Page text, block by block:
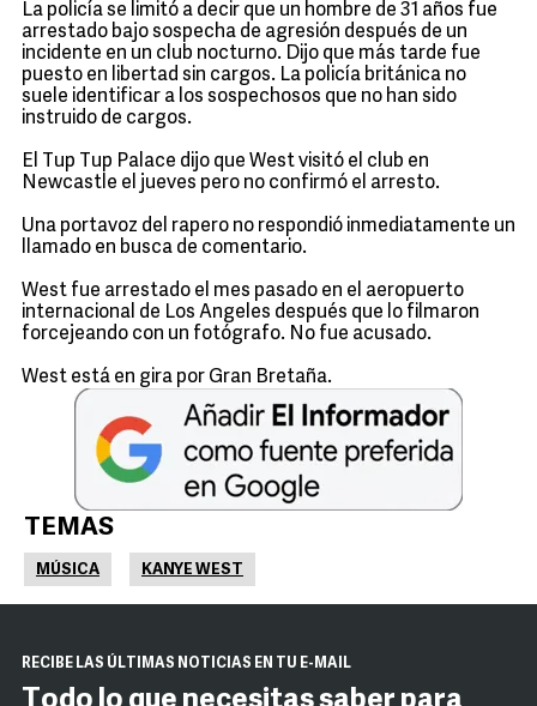
La policía se limitó a decir que un hombre de 31 años fue
arrestado bajo sospecha de agresión después de un
incidente en un club nocturno. Dijo que más tarde fue
puesto en libertad sin cargos. La policía británica no
suele identificar a los sospechosos que no han sido
instruido de cargos.
El Tup Tup Palace dijo que West visitó el club en
Newcastle el jueves pero no confirmó el arresto.
Una portavoz del rapero no respondió inmediatamente un
llamado en busca de comentario.
West fue arrestado el mes pasado en el aeropuerto
internacional de Los Angeles después que lo filmaron
forcejeando con un fotógrafo. No fue acusado.
West está en gira por Gran Bretaña.
TEMAS
MÚSICA KANYE WEST
RECIBE LAS ÚLTIMAS NOTICIAS EN TU E-MAIL